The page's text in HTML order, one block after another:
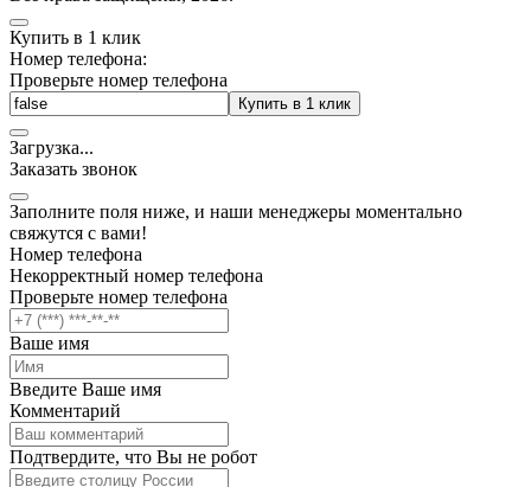
Купить в 1 клик
Номер телефона:
Проверьте номер телефона
Купить в 1 клик
Загрузка...
Заказать звонок
Заполните поля ниже, и наши менеджеры моментально
свяжутся с вами!
Номер телефона
Некорректный номер телефона
Проверьте номер телефона
Ваше имя
Введите Ваше имя
Комментарий
Подтвердите, что Вы не робот